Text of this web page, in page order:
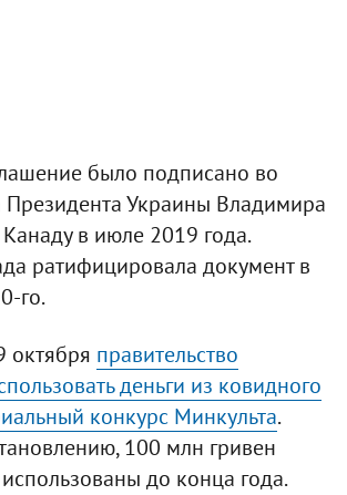
было подписано во
Президента Украины Владимира
в июле 2019 года.
ратифицировала документ в
го.
октября правительство
деньги из ковидного
конкурс Минкульта.
100 млн гривен
до конца года.